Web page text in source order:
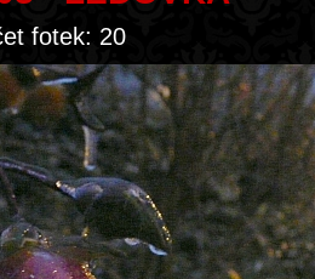
fotek: 20